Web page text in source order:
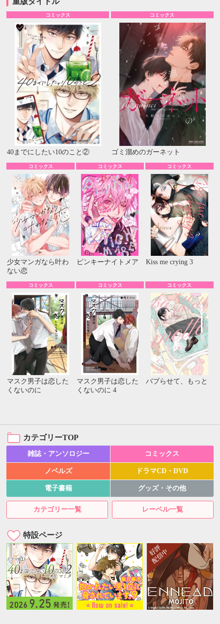
コミックス
40までにしたい10のこと②
コミックス
ゴミ溜めのガーネット
コミックス
少女マンガなら叶わ
ない恋
コミックス
ピンキーナイトメア
コミックス
Kiss me crying 3
コミックス
マスク男子は恋した
くないのに
コミックス
マスク男子は恋した
くないのに 4
コミックス
バブらせて、もっと
カテゴリーTOP
雑誌・アンソロジー コミックス
ノベルズ ドラマCD・DVD
電子書籍 グッズ・その他
カテゴリー一覧 レーベル一覧
特設ページ